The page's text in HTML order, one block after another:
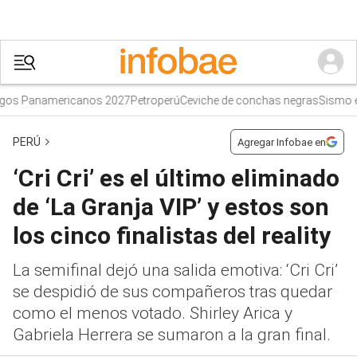
2027PetroperúCeviche de conchas negrasSismo en
PERÚ Agregar Infobae en
‘Cri Cri’ es el último eliminado
de ‘La Granja VIP’ y estos son
los cinco finalistas del reality
La semifinal dejó una salida emotiva: ‘Cri Cri’
se despidió de sus compañeros tras quedar
como el menos votado. Shirley Arica y
Gabriela Herrera se sumaron a la gran final.